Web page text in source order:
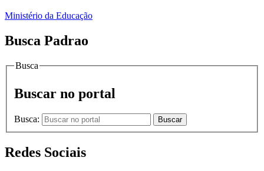
Ministério da Educação
Busca Padrao
Busca
Buscar no portal
Busca: Buscar
Redes Sociais